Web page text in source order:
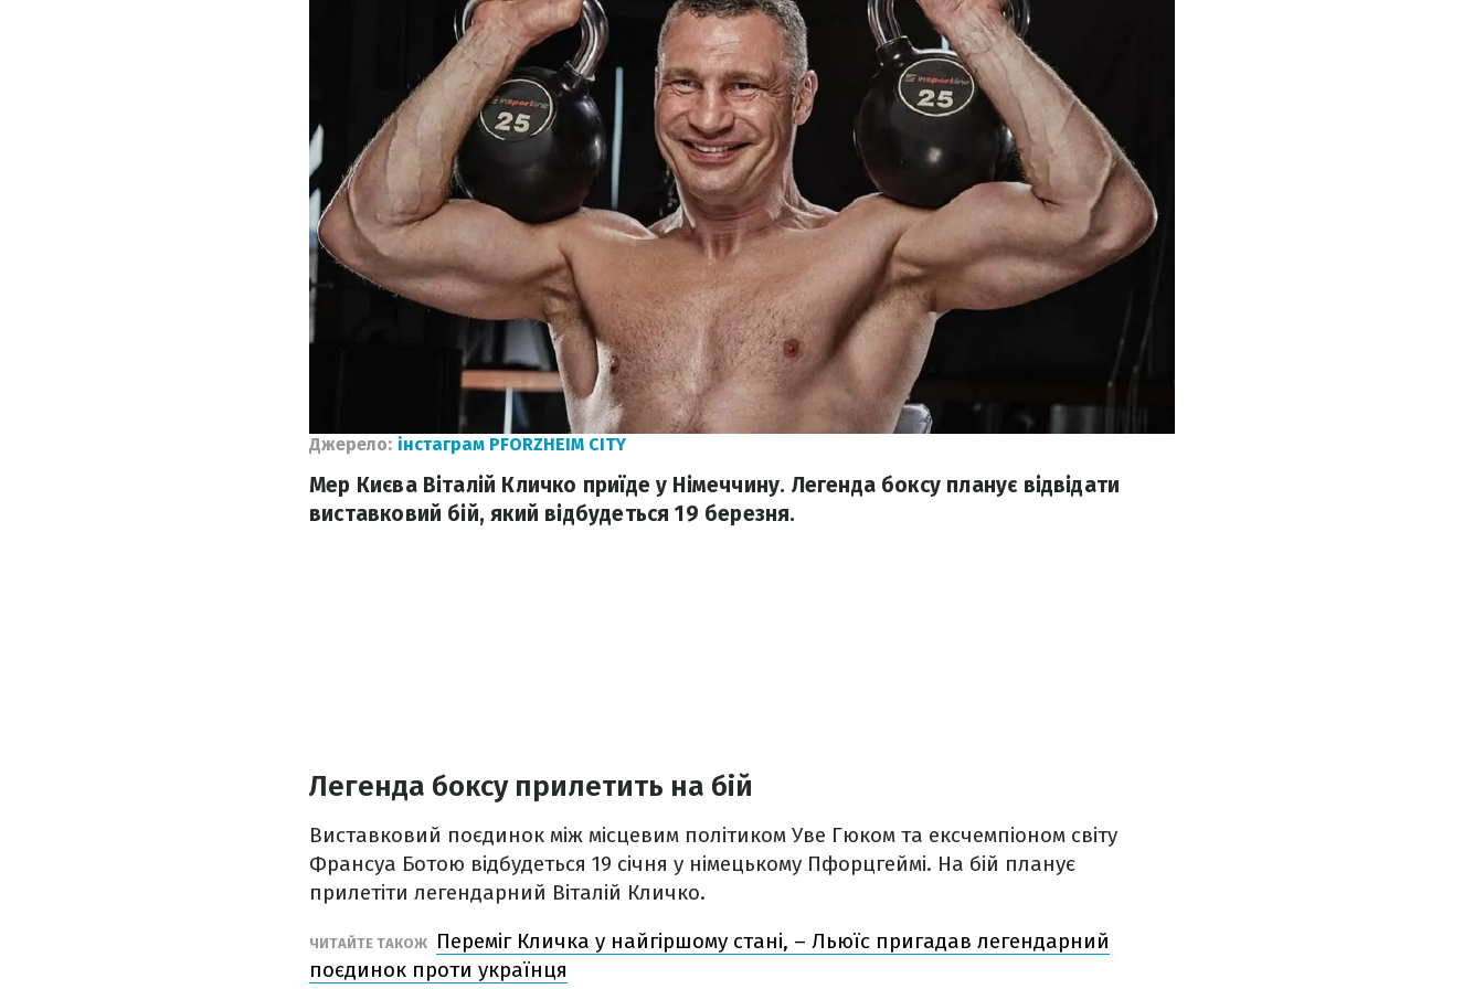
Джерело: інстаграм PFORZHEIM CITY
Мер Києва Віталій Кличко приїде у Німеччину. Легенда боксу планує відвідати
виставковий бій, який відбудеться 19 березня.
Легенда боксу прилетить на бій
Виставковий поєдинок між місцевим політиком Уве Гюком та ексчемпіоном світу
Франсуа Ботою відбудеться 19 січня у німецькому Пфорцгеймі. На бій планує
прилетіти легендарний Віталій Кличко.
ЧИТАЙТЕ ТАКОЖ
Переміг Кличка у найгіршому стані, – Льюїс пригадав легендарний
поєдинок проти українця